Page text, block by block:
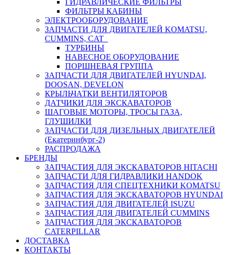
ГИДРАВЛИЧЕСКИЕ ФИЛЬТРЫ
ФИЛЬТРЫ КАБИНЫ
ЭЛЕКТРООБОРУДОВАНИЕ
ЗАПЧАСТИ ДЛЯ ДВИГАТЕЛЕЙ KOMATSU,
CUMMINS, CAT
ТУРБИНЫ
НАВЕСНОЕ ОБОРУДОВАНИЕ
ПОРШНЕВАЯ ГРУППА
ЗАПЧАСТИ ДЛЯ ДВИГАТЕЛЕЙ HYUNDAI,
DOOSAN, DEVELON
КРЫЛЬЧАТКИ ВЕНТИЛЯТОРОВ
ДАТЧИКИ ДЛЯ ЭКСКАВАТОРОВ
ШАГОВЫЕ МОТОРЫ, ТРОСЫ ГАЗА,
ГЛУШИЛКИ
ЗАПЧАСТИ ДЛЯ ДИЗЕЛЬНЫХ ДВИГАТЕЛЕЙ
(Екатеринбург-2)
РАСПРОДАЖА
БРЕНДЫ
ЗАПЧАСТИЯ ДЛЯ ЭКСКАВАТОРОВ HITACHI
ЗАПЧАСТИ ДЛЯ ГИДРАВЛИКИ HANDOK
ЗАПЧАСТИЯ ДЛЯ СПЕЦТЕХНИКИ KOMATSU
ЗАПЧАСТИЯ ДЛЯ ЭКСКАВАТОРОВ HYUNDAI
ЗАПЧАСТИЯ ДЛЯ ДВИГАТЕЛЕЙ ISUZU
ЗАПЧАСТИЯ ДЛЯ ДВИГАТЕЛЕЙ CUMMINS
ЗАПЧАСТИЯ ДЛЯ ЭКСКАВАТОРОВ
CATERPILLAR
ДОСТАВКА
КОНТАКТЫ